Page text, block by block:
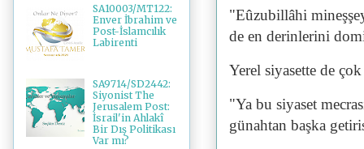
"Eûzubillâhi
de en derinlerini
Yerel siyasette de
"Ya bu siyaset
günahtan başka
SA10003/MT122:
Enver İbrahim ve
Post-İslamcılık
Labirenti
SA9714/SD2442:
Siyonist The
Jerusalem Post:
İsrail'in Ahlakî
Bir Dış Politikası
Var mı?